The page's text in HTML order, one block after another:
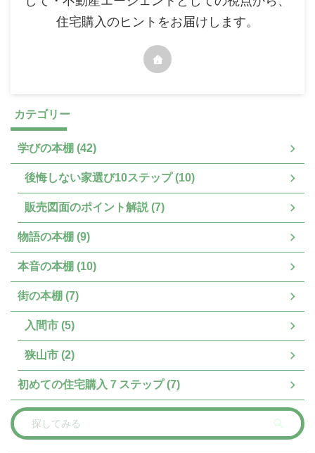
住宅購入のヒントをお届けします。
カテゴリー
学びの本棚 (42)
後悔しない家選び10ステップ (10)
販売図面のポイント解説 (7)
物語の本棚 (9)
本音の本棚 (10)
街の本棚 (7)
入間市 (5)
狭山市 (2)
初めての住宅購入７ステップ (7)